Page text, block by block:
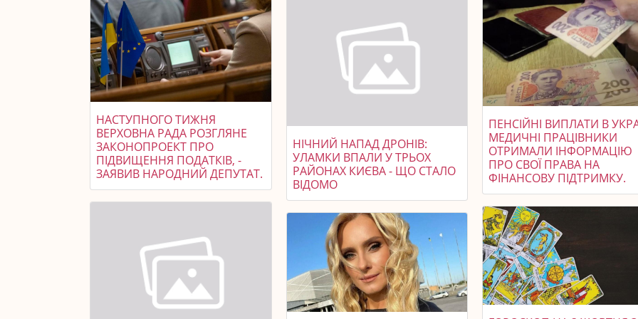
НАСТУПНОГО ТИЖНЯ
ВЕРХОВНА РАДА РОЗГЛЯНЕ
ЗАКОНОПРОЕКТ ПРО
ПІДВИЩЕННЯ ПОДАТКІВ, -
ЗАЯВИВ НАРОДНИЙ ДЕПУТАТ.
НІЧНИЙ НАПАД ДРОНІВ:
УЛАМКИ ВПАЛИ У ТРЬОХ
РАЙОНАХ КИЄВА - ЩО СТАЛО
ВІДОМО
ПЕНСІЙНІ ВИПЛАТИ В
МЕДИЧНІ ПРАЦІВНИКИ
ОТРИМАЛИ ІНФОРМАЦІЮ
ПРО СВОЇ ПРАВА НА
ФІНАНСОВУ ПІДТРИМКУ.